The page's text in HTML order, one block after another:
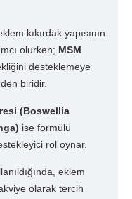
eklem kıkırdak yapısının
olurken; MSM
desteklemeye
biridir.
(Boswellia
ise formülü
rol oynar.
eklem
olarak tercih